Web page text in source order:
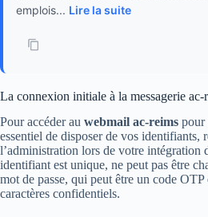
emplois... Lire la suite
La connexion initiale à la messagerie ac-
Pour accéder au webmail ac-reims pour
essentiel de disposer de vos identifiants,
l’administration lors de votre intégration
identifiant est unique, ne peut pas être
mot de passe, qui peut être un code OTP
caractères confidentiels.